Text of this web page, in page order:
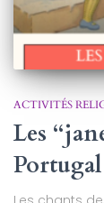
ACTIVITÉS
Les
Portugal